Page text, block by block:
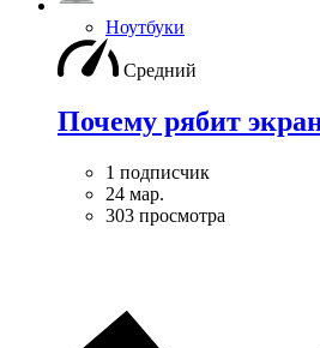
Ноутбуки
Средний
Почему рябит
1 подписчик
24 мар.
303 просмотра